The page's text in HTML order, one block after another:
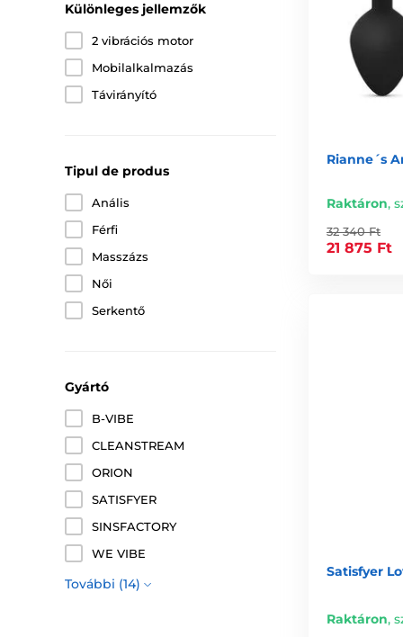
Különleges jellemzők
2 vibrációs motor
Mobilalkalmazás
Távirányító
Tipul de produs
Anális
Férfi
Masszázs
Női
Serkentő
Gyártó
B-VIBE
CLEANSTREAM
ORION
SATISFYER
SINSFACTORY
WE VIBE
További (14)
Rianne´s
Raktáron,
32 340 Ft
21 875 Ft
Satisfyer
Raktáron,